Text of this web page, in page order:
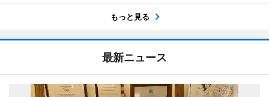
もっと見る
最新ニュース